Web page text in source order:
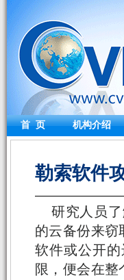
首 页 机构介绍
勒索软件
研究人员
的云备份来窃
软件或公开
限，便会在